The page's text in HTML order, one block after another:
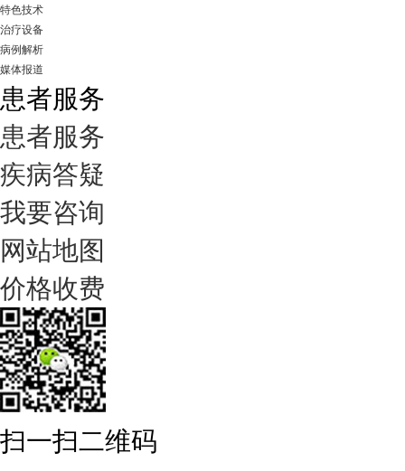
特色技术
治疗设备
病例解析
媒体报道
患者服务
患者服务
疾病答疑
我要咨询
网站地图
价格收费
扫一扫二维码